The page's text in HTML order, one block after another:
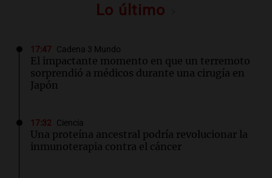
Lo último
17:47 Cadena 3 Mundo
El impactante momento en que un terremoto
sorprendió a médicos durante una cirugía en
Japón
17:32 Ciencia
Una proteína ancestral podría revolucionar la
inmunoterapia contra el cáncer